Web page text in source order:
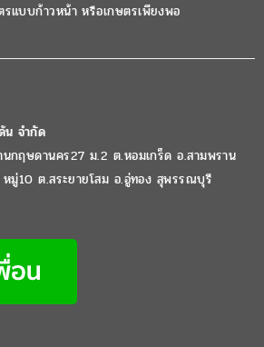
รแบบก้าวหน้า หรือเกษตรเพียงพอ
น จำกัด
กฤษดานคร27 ม.2 ต.หอมเกร็ด อ.สามพราน
มู่10 ต.สระยายโสม อ.อู่ทอง สุพรรณบุรี